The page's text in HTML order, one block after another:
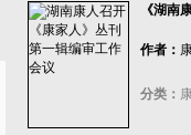
《湖南
作者：
分类：